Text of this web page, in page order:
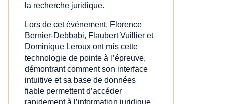
la recherche juridique.
Lors de cet événement, Florence
Bernier-Debbabi, Flaubert Vuillier et
Dominique Leroux ont mis cette
technologie de pointe à l’épreuve,
démontrant comment son interface
intuitive et sa base de données
fiable permettent d’accéder
rapidement à l’information juridique